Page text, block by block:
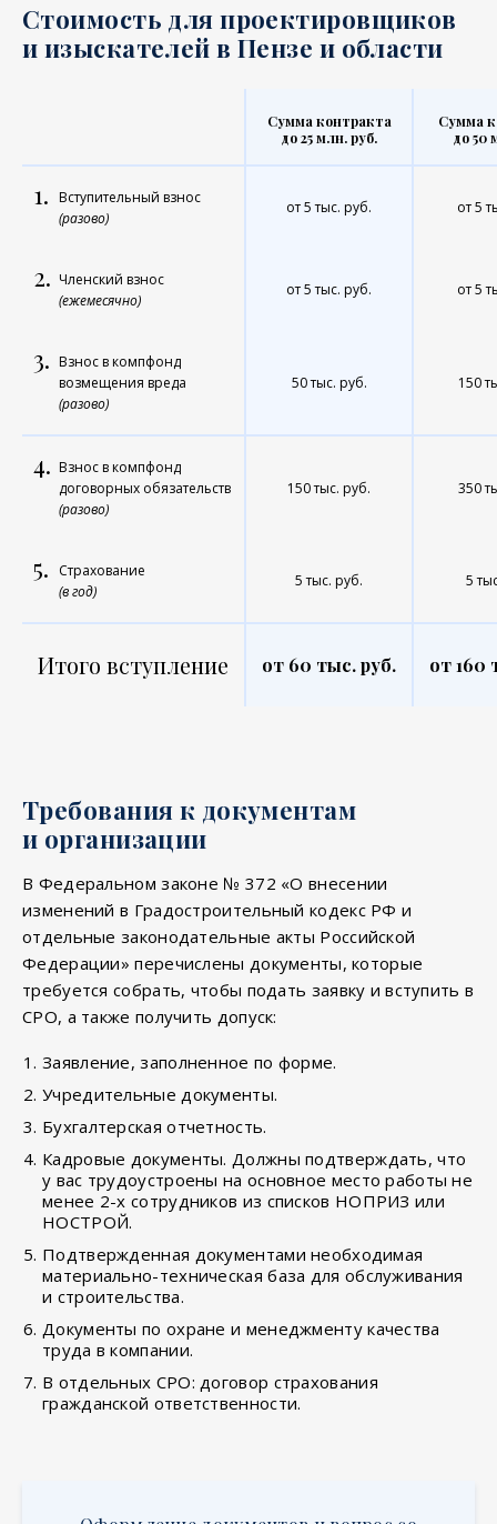
Стоимость для проектировщиков
и изыскателей в Пензе и области
Сумма контракта
до 25 млн. руб.
Сумма
до 50
1. Вступительный взнос
(разово)
от 5 тыс. руб. от 5
2. Членский взнос
(ежемесячно)
от 5 тыс. руб. от 5
3. Взнос в компфонд
возмещения вреда
(разово)
50 тыс. руб. 150
4. Взнос в компфонд
договорных обязательств
(разово)
150 тыс. руб. 350
5.
Страхование
(в год)
5 тыс. руб. 5
Итого вступление от 60 тыс. руб. от 160
Требования к документам
и организации
В Федеральном законе № 372 «О внесении
изменений в Градостроительный кодекс РФ и
отдельные законодательные акты Российской
Федерации» перечислены документы, которые
требуется собрать, чтобы подать заявку и вступить в
СРО, а также получить допуск:
Заявление, заполненное по форме.
Учредительные документы.
Бухгалтерская отчетность.
Кадровые документы. Должны подтверждать, что
у вас трудоустроены на основное место работы не
менее 2-х сотрудников из списков НОПРИЗ или
НОСТРОЙ.
Подтвержденная документами необходимая
материально-техническая база для обслуживания
и строительства.
Документы по охране и менеджменту качества
труда в компании.
В отдельных СРО: договор страхования
гражданской ответственности.